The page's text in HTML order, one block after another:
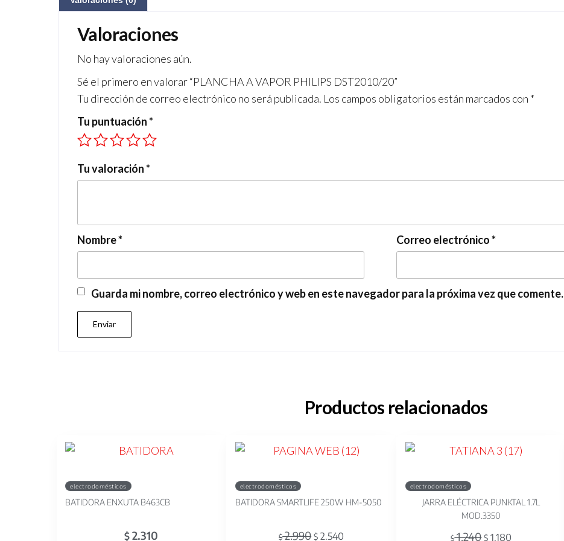
Valoraciones
No hay valoraciones aún.
Sé el primero en valorar “PLANCHA A VAPOR PHILIPS DST2010/20”
Tu dirección de correo electrónico no será publicada. Los campos obligatorios están marcados con *
Tu puntuación*
Tu valoración*
Nombre* Correo electrónico*
Guarda mi nombre, correo electrónico y web en este navegador para la próxima vez que comente.
Productos relacionados
electrodomésticos
BATIDORA ENXUTA B463CB
$ 2.310
electrodomésticos
BATIDORA SMARTLIFE 250W HM-5050
$2.990 $ 2.540
electrodomésticos
JARRA ELÉCTRICA PUNKTAL 1.7L
MOD.3350
$1.240 $ 1.180